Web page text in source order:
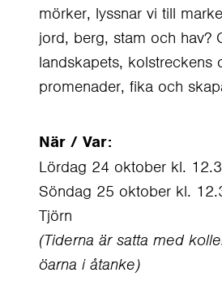
mörker, lyssnar vi till
jord, berg, stam och hav?
landskapets, kolstreckens
promenader, fika och
När / Var:
Lördag 24 oktober kl.
Söndag 25 oktober kl.
Tjörn
(Tiderna är satta med
öarna i åtanke)